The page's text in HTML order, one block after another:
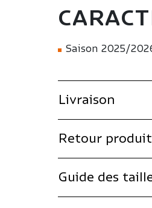
Saison 2025/
Livraison
Retour produit
Guide des